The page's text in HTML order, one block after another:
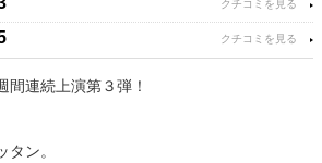
間連続上演第３弾！
ン。